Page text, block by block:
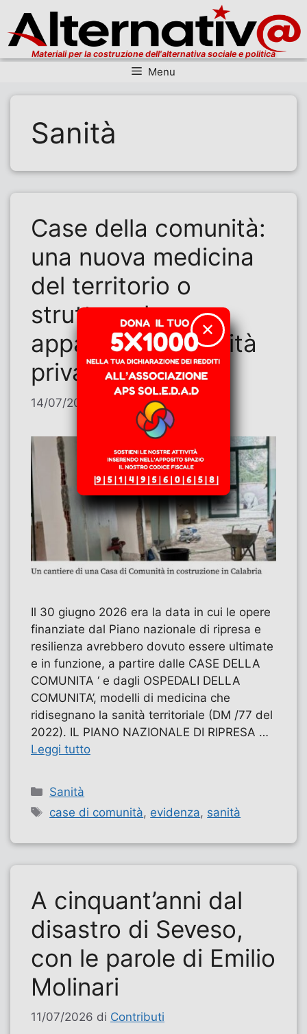
Materiali per la costruzione dell'alternativa sociale e politica
Menu
Sanità
Case della comunità:
una nuova medicina
del territorio o
strutture da
appaltare alla sanità
privata?
14/07/2026 Giovanna Capelli
Il 30 giugno 2026 era la data in cui le opere
finanziate dal Piano nazionale di ripresa e
resilienza avrebbero dovuto essere ultimate
e in funzione, a partire dalle CASE DELLA
COMUNITA ‘ e dagli OSPEDALI DELLA
COMUNITA’, modelli di medicina che
ridisegnano la sanità territoriale (DM /77 del
2022). IL PIANO NAZIONALE DI RIPRESA …
Leggi tutto
Categorie
Sanità
Tag
case di comunità, evidenza, sanità
A cinquant’anni dal
disastro di Seveso,
con le parole di Emilio
Molinari
11/07/2026 di Contributi
✕